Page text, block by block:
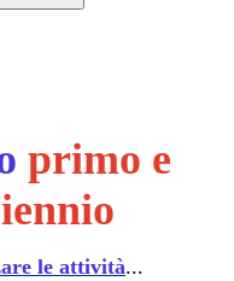
primo e
le attività...